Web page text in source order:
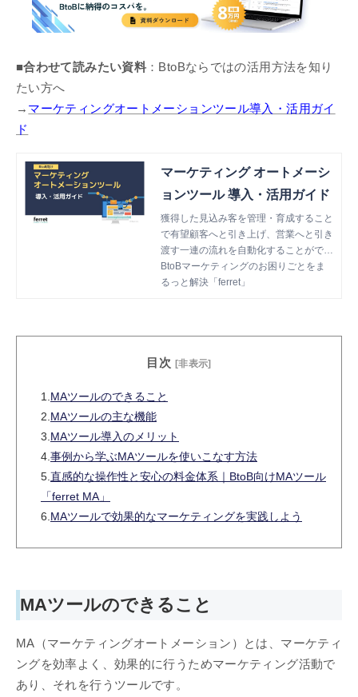
■合わせて読みたい資料 ：BtoBならではの活用方法を知り
たい方へ
→ マーケティングオートメーションツール導入・活用ガイ
ド
マーケティング オートメーシ
ョンツール 導入・活用ガイド
獲得した見込み客を管理・育成すること
で有望顧客へと引き上げ、営業へと引き
渡す一連の流れを自動化することができ
るマーケティングオートメーション（M
A）。今回ご紹介する資料では、MAツ
BtoBマーケティングのお困りごとをま
るっと解決「ferret」
目次 [非表示]
1. MAツールのできること
2. MAツールの主な機能
3. MAツール導入のメリット
4. 事例から学ぶMAツールを使いこなす方法
5. 直感的な操作性と安心の料金体系｜BtoB向けMAツール
「ferret MA」
6. MAツールで効果的なマーケティングを実践しよう
MAツールのできること
MA（マーケティングオートメーション）とは、マーケティ
ングを効率よく、効果的に行うためマーケティング活動で
あり、それを行うツールです。